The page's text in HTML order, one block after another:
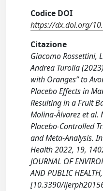
Codice DOI
https://dx.doi.org/
Citazione
Giacomo Rossettini,
Andrea Turolla
with Oranges” to
Placebo Effects in
Resulting in a Fruit
Molina-Àlvarez et al.
Placebo-Controlled
and Meta-Analysis.
Health 2022, 19,
JOURNAL OF
AND PUBLIC
[10.3390/